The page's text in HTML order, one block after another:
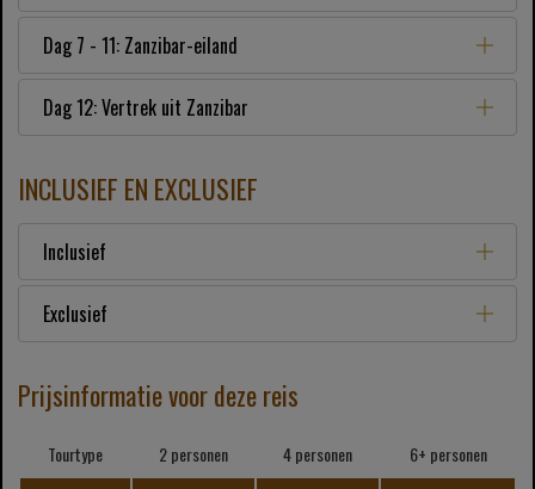
Dag 7 - 11: Zanzibar-eiland
Dag 12: Vertrek uit Zanzibar
INCLUSIEF EN EXCLUSIEF
Inclusief
Exclusief
Prijsinformatie voor deze reis
Tourtype 2 personen 4 personen 6+ personen